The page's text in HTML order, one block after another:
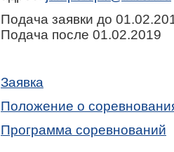
Подача заявки до
Подача после
Заявка
Положение о
Программа соревнований